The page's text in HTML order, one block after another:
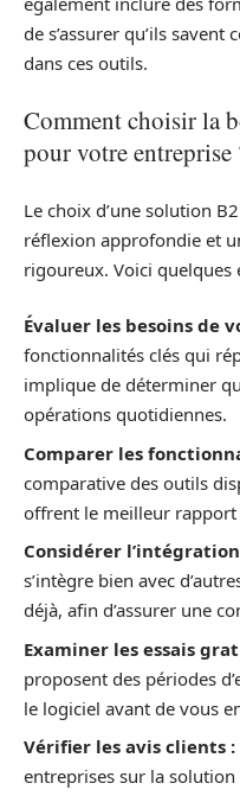
de s’assurer qu’ils
dans ces outils.
Comment choisir la
pour votre entreprise
Le choix d’une solution
réflexion approfondie et
rigoureux. Voici quelques
Évaluer les besoins de
fonctionnalités clés qui
implique de déterminer
opérations quotidiennes.
Comparer les
comparative des outils
offrent le meilleur
Considérer
s’intègre bien avec
déjà, afin d’assurer une
Examiner les essais
proposent des périodes
le logiciel avant de vous
Vérifier les avis clients :
entreprises sur la solution